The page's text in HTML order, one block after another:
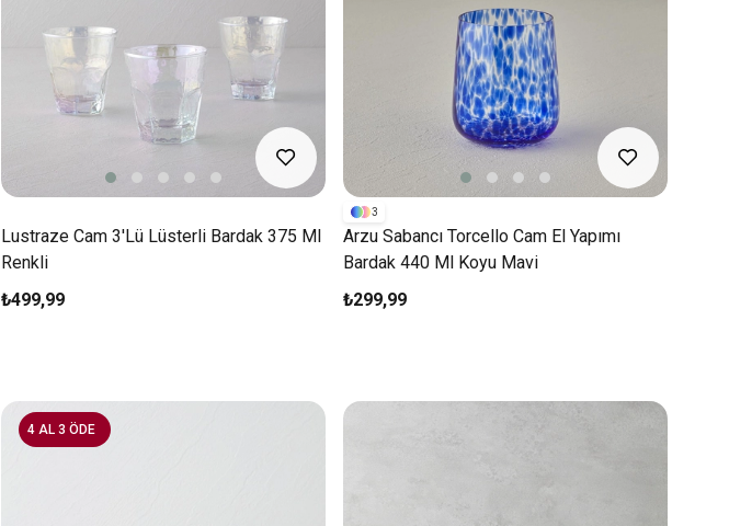
Lustraze Cam 3'lü Lüsterli Bardak 375 Ml
Renkli
₺499,99
Arzu Sabancı Torcello Cam El Yapımı
Bardak 440 Ml Koyu Mavi
₺299,99
3
4 AL 3 ÖDE